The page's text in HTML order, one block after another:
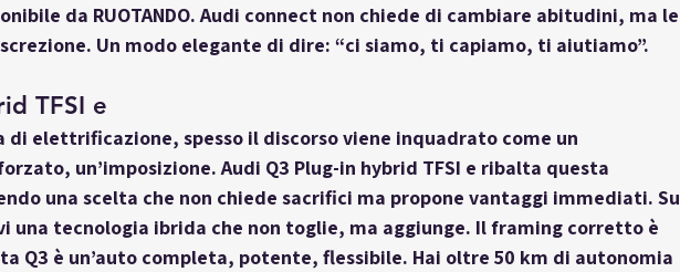
da RUOTANDO. Audi connect non chiede di cambiare abitudini, ma le
Un modo elegante di dire: “ci siamo, ti capiamo, ti aiutiamo”.
TFSI e
di elettrificazione, spesso il discorso viene inquadrato come un
un’imposizione. Audi Q3 Plug-in hybrid TFSI e ribalta questa
una scelta che non chiede sacrifici ma propone vantaggi immediati. Su
una tecnologia ibrida che non toglie, ma aggiunge. Il framing corretto è
Q3 è un’auto completa, potente, flessibile. Hai oltre 50 km di autonomia